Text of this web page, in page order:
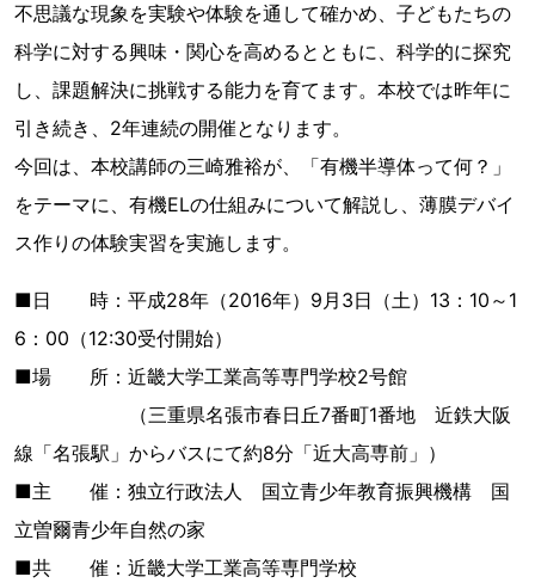
不思議な現象を実験や体験を通して確かめ、子どもたちの
科学に対する興味・関心を高めるとともに、科学的に探究
し、課題解決に挑戦する能力を育てます。本校では昨年に
引き続き、2年連続の開催となります。
今回は、本校講師の三崎雅裕が、「有機半導体って何？」
をテーマに、有機ELの仕組みについて解説し、薄膜デバイ
ス作りの体験実習を実施します。
■日 時：平成28年（2016年）9月3日（土）13：10～1
6：00（12:30受付開始）
■場 所：近畿大学工業高等専門学校2号館
（三重県名張市春日丘7番町1番地 近鉄大阪
線「名張駅」からバスにて約8分「近大高専前」）
■主 催：独立行政法人 国立青少年教育振興機構 国
立曽爾青少年自然の家
■共 催：近畿大学工業高等専門学校